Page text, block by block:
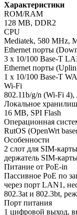
Характеристики
ROM/RAM
128 MB, DDR2
CPU
Mediatek, 580 MHz,
Ethernet порты
3 x 10/100 Base-T
Ethernet порты
1 x 10/100 Base-T
Wi-Fi
802.11b/g/n (Wi-Fi
Локальное
16 MB, SPI Flash
Операционная
RutOS (OpenWrt
Особенности
2 слот для SIM-
держатель SIM-
Питание от PoE-in
Пассивное PoE по
через порт LAN1,
802.3at и 802.3bt,
Порт питания
1 цифровой выход,